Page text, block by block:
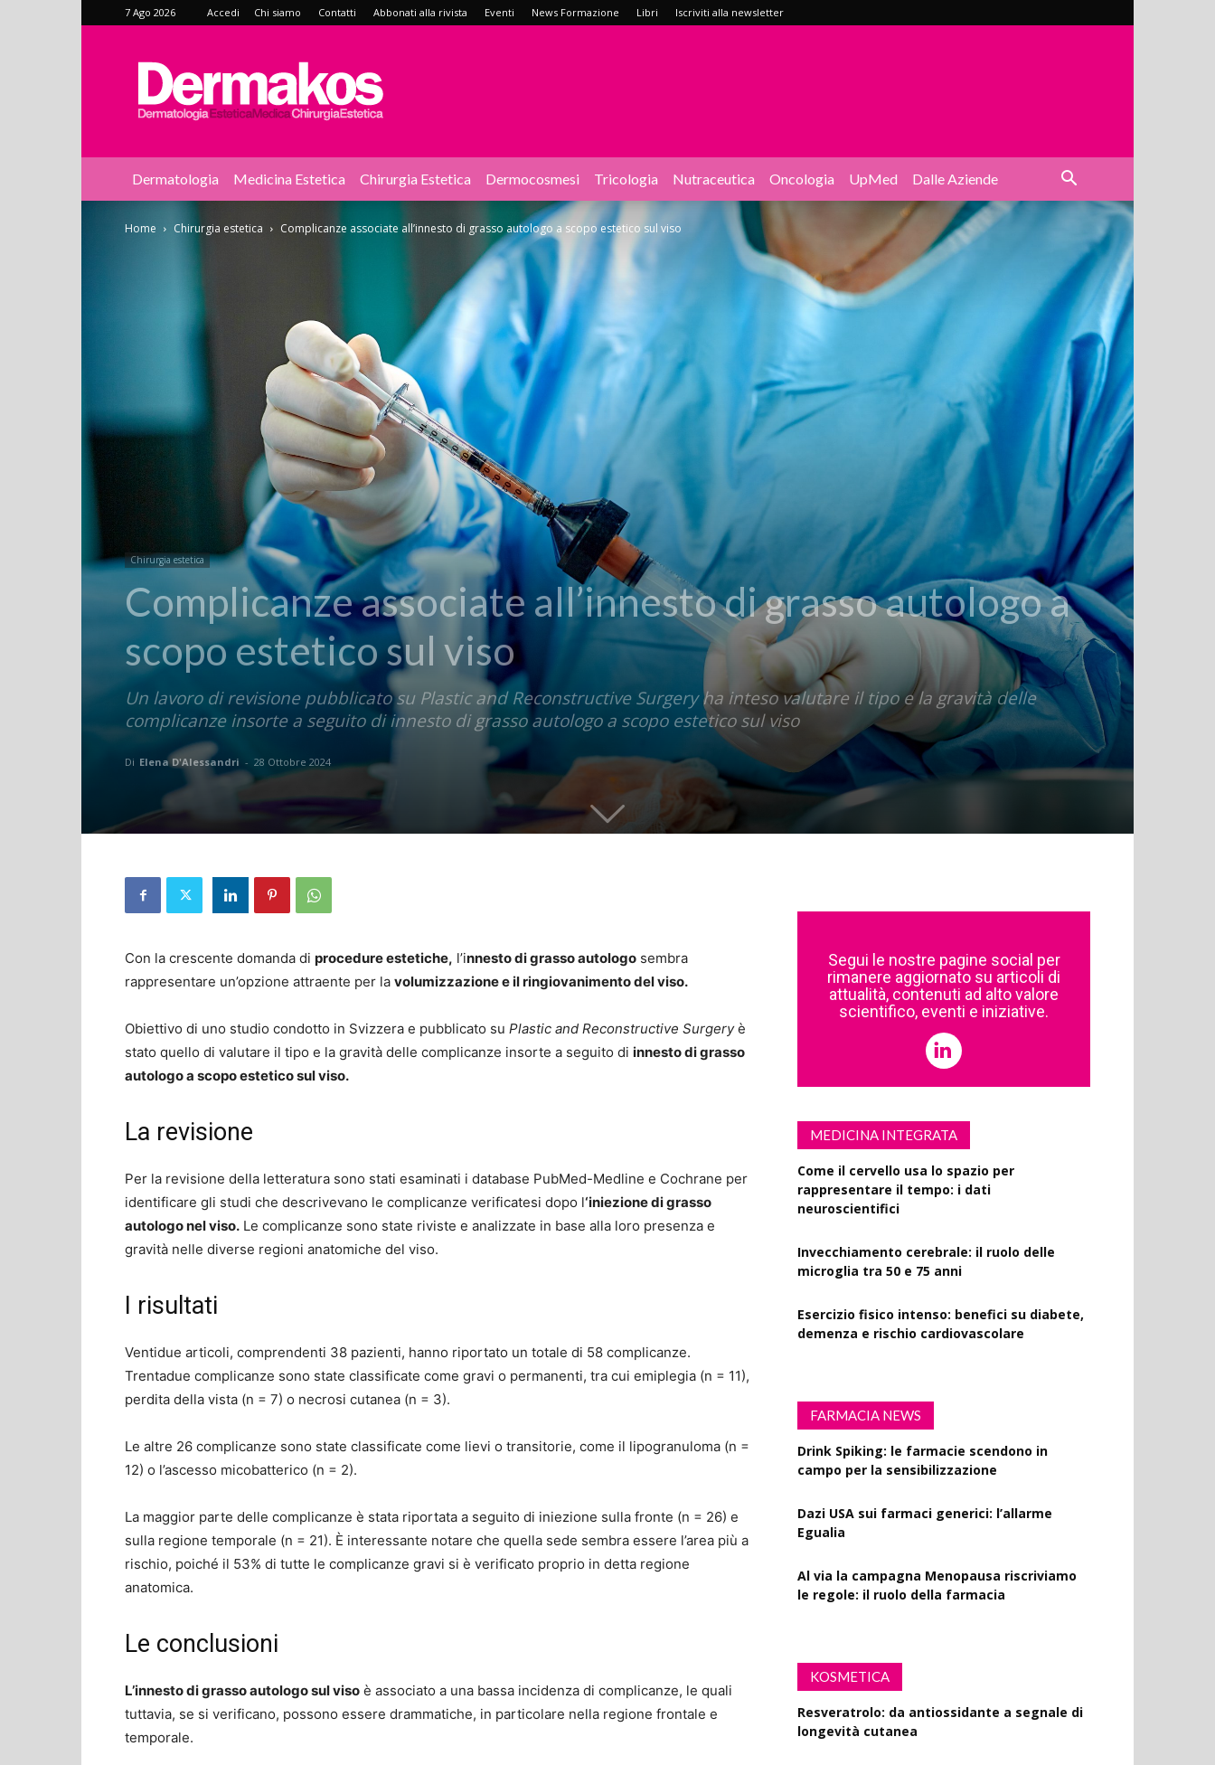
7 Ago 2026 Accedi Chi siamo Contatti Abbonati alla rivista Eventi News Formazione Libri Iscriviti alla newsletter
Dermakos
Dermatologia Medicina Estetica Chirurgia Estetica Dermocosmesi Tricologia Nutraceutica Oncologia UpMed Dalle Aziende
Home Chirurgia estetica Complicanze associate all’innesto di grasso autologo a scopo estetico sul viso
Chirurgia estetica
Complicanze associate all’innesto di grasso autologo a
scopo estetico sul viso
Un lavoro di revisione pubblicato su Plastic and Reconstructive Surgery ha inteso valutare il tipo e la gravità delle
complicanze insorte a seguito di innesto di grasso autologo a scopo estetico sul viso
Di Elena D'Alessandri - 28 Ottobre 2024
Con la crescente domanda di procedure estetiche, l’innesto di grasso autologo sembra
rappresentare un’opzione attraente per la volumizzazione e il ringiovanimento del viso.
Obiettivo di uno studio condotto in Svizzera e pubblicato su Plastic and Reconstructive Surgeryè
stato quello di valutare il tipo e la gravità delle complicanze insorte a seguito di innesto di grasso
autologo a scopo estetico sul viso.
La revisione
Per la revisione della letteratura sono stati esaminati i database PubMed-Medline e Cochrane per
identificare gli studi che descrivevano le complicanze verificatesi dopo l‘iniezione di grasso
autologo nel viso. Le complicanze sono state riviste e analizzate in base alla loro presenza e
gravità nelle diverse regioni anatomiche del viso.
I risultati
Ventidue articoli, comprendenti 38 pazienti, hanno riportato un totale di 58 complicanze.
Trentadue complicanze sono state classificate come gravi o permanenti, tra cui emiplegia (n = 11),
perdita della vista (n = 7) o necrosi cutanea (n = 3).
Le altre 26 complicanze sono state classificate come lievi o transitorie, come il lipogranuloma (n =
12) o l’ascesso micobatterico (n = 2).
La maggior parte delle complicanze è stata riportata a seguito di iniezione sulla fronte (n = 26) e
sulla regione temporale (n = 21). È interessante notare che quella sede sembra essere l’area più a
rischio, poiché il 53% di tutte le complicanze gravi si è verificato proprio in detta regione
anatomica.
Le conclusioni
L’innesto di grasso autologo sul viso è associato a una bassa incidenza di complicanze, le quali
tuttavia, se si verificano, possono essere drammatiche, in particolare nella regione frontale e
temporale.
Segui le nostre pagine social per
rimanere aggiornato su articoli di
attualità, contenuti ad alto valore
scientifico, eventi e iniziative.
MEDICINA INTEGRATA
Come il cervello usa lo spazio per
rappresentare il tempo: i dati
neuroscientifici
Invecchiamento cerebrale: il ruolo delle
microglia tra 50 e 75 anni
Esercizio fisico intenso: benefici su diabete,
demenza e rischio cardiovascolare
FARMACIA NEWS
Drink Spiking: le farmacie scendono in
campo per la sensibilizzazione
Dazi USA sui farmaci generici: l’allarme
Egualia
Al via la campagna Menopausa riscriviamo
le regole: il ruolo della farmacia
KOSMETICA
Resveratrolo: da antiossidante a segnale di
longevità cutanea